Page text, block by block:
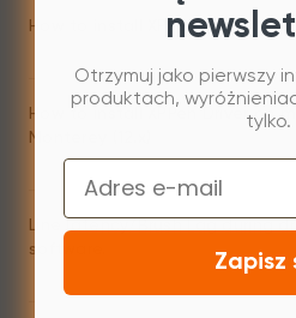
How to install XPPen Linux
How to install XPPen Driver on
Monterey (12.x)
Line latency/Brush Lag during
software.
Otrzymuj jako pierwszy
produktach,
tylko.
Email
Zapisz